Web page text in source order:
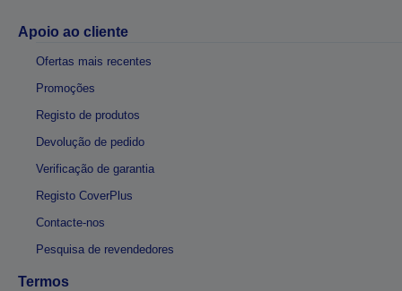
Apoio ao cliente
Ofertas mais recentes
Promoções
Registo de produtos
Devolução de pedido
Verificação de garantia
Registo CoverPlus
Contacte-nos
Pesquisa de revendedores
Termos